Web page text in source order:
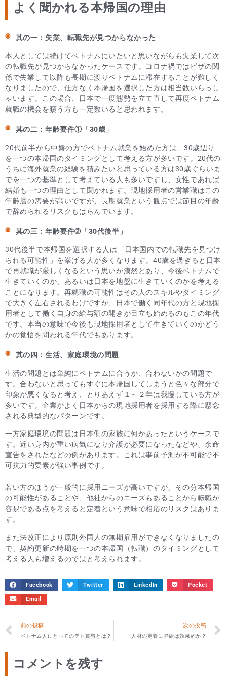
よく聞かれる本帰国の理由
其の一：失業、転職先が見つからなかった
本人としては続けてベトナムにいたいと思いながらも失業して次
の転職先が見つからなかったケースです。コロナ禍ではビザの関
係で失業して以降も長期に渡りベトナムに滞在することが難しく
なりましたので、仕方なく本帰国を選択した方は相当数いらっし
ゃいます。この場合、日本で一度態勢を立て直して再度ベトナム
就職の機会を窺う方も一定数いると思われます。
其の二：年齢要件①「30歳」
20代前半から中盤の方でベトナム就業を始めた方は、30歳辺り
を一つの本帰国のタイミングとして考える方が多いです。20代の
うちに海外就業の経験を積みたいと思っている方は30歳ぐらいま
でを一つの基準として考えている人も多いですし、女性であれば
結婚も一つの理由として聞かれます。現地採用者の営業職はこの
年齢層の需要が高いですが、長期就業という観点では節目の年齢
で辞められるリスクもはらんでいます。
其の三：年齢要件➁「30代後半」
30代後半で本帰国を選択する人は「日本国内での転職先を見つけ
られる可能性」を挙げる人が多くなります。40歳を過ぎると日本
で再就職が厳しくなるという思いが漠然とあり、今後ベトナムで
生きていくのか、あるいは日本を地盤に生きていくのかを考える
ことになります。再就職の可能性はその人のスキルやタイミング
で大きく左右されるわけですが、日本で働く同年代の方と現地採
用者として働く自身の給与額の開きが目立ち始めるのもこの年代
です。本当の意味で今後も現地採用者として生きていくのかどう
かの覚悟を問われる年代でもあります。
其の四：生活、家庭環境の問題
生活の問題とは単純にベトナムに合うか、合わないかの問題で
す。合わないと思ってもすぐに本帰国してしまうと色々な部分で
印象が悪くなると考え、とりあえず１～２年は我慢している方が
多いです。企業がよく日本からの現地採用者を採用する際に懸念
される典型的なパターンです。
一方家庭環境の問題は日本側の家族に何かあったというケースで
す。近い身内が重い病気になり介護が必要になったなどや、余命
宣告をされたなどの例があります。これは事前予測が不可能で不
可抗力的要素が強い事例です。
若い方のほうが一般的に採用ニーズが高いですが、その分本帰国
の可能性があることや、他社からのニーズもあることから転職が
容易である点を考えると定着という意味で相応のリスクはありま
す。
また法改正により原則外国人の無期雇用ができなくなりましたの
で、契約更新の時期を一つの本帰国（転職）のタイミングとして
考える人も増えるのではと考えられます。
Facebook Twitter LinkedIn Pocket
Email
前の投稿
ベトナム人にとってのテト賞与とは？
次の投稿
人材の定着に昇給は効果的か？
コメントを残す